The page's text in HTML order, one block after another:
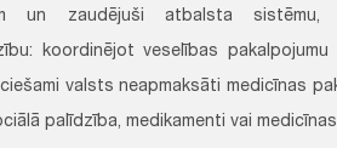
un zaudējuši atbalsta
koordinējot veselības
valsts neapmaksāti medicīnas
palīdzība, medikamenti vai